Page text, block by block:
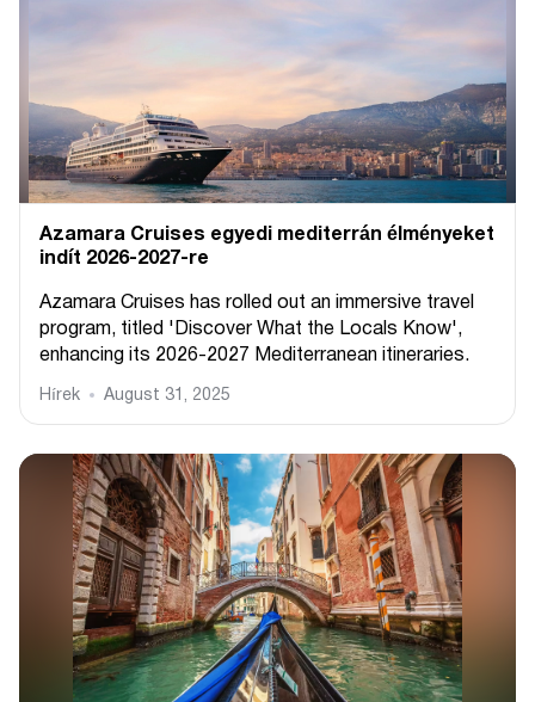
Azamara Cruises egyedi mediterrán élményeket
indít 2026-2027-re
Azamara Cruises has rolled out an immersive travel
program, titled 'Discover What the Locals Know',
enhancing its 2026-2027 Mediterranean itineraries.
Hírek August 31, 2025